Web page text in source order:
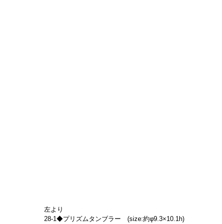
左より
28-1◆プリズムタンブラー　(size:約φ9.3×10.1h)